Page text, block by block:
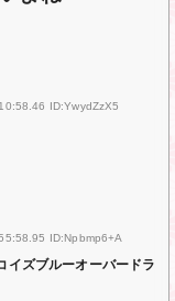
ID:YwydZzX5
ID:Npbmp6+A
イズブルーオーバードラ